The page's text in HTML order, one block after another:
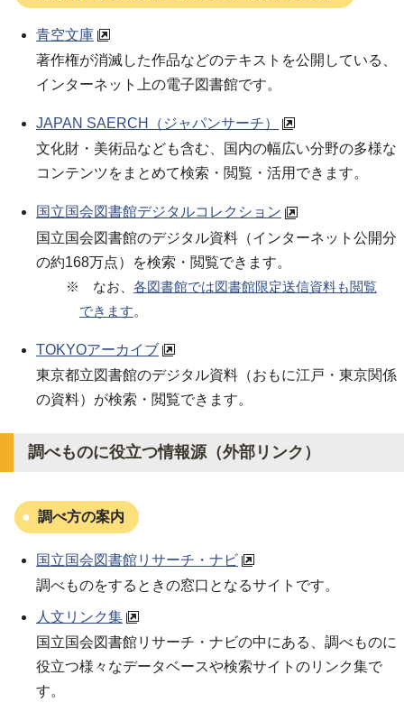
青空文庫
著作権が消滅した作品などのテキストを公開している、
インターネット上の電子図書館です。
JAPAN SAERCH（ジャパンサーチ）
文化財・美術品なども含む、国内の幅広い分野の多様な
コンテンツをまとめて検索・閲覧・活用できます。
国立国会図書館デジタルコレクション
国立国会図書館のデジタル資料（インターネット公開分
の約168万点）を検索・閲覧できます。
※ なお、 各図書館では図書館限定送信資料も閲覧
できます。
TOKYOアーカイブ
東京都立図書館のデジタル資料（おもに江戸・東京関係
の資料）が検索・閲覧できます。
調べものに役立つ情報源（外部リンク）
調べ方の案内
国立国会図書館リサーチ・ナビ
調べものをするときの窓口となるサイトです。
人文リンク集
国立国会図書館リサーチ・ナビの中にある、調べものに
役立つ様々なデータベースや検索サイトのリンク集で
す。